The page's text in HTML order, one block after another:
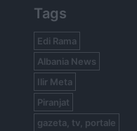
Tags
Edi Rama
Albania News
Ilir Meta
Piranjat
gazeta, tv, portale